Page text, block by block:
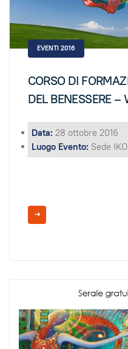
EVENTI 2016
CORSO DI
DEL BENESSERE –
Data: 28 ottobre 2016
Luogo Evento: Sede